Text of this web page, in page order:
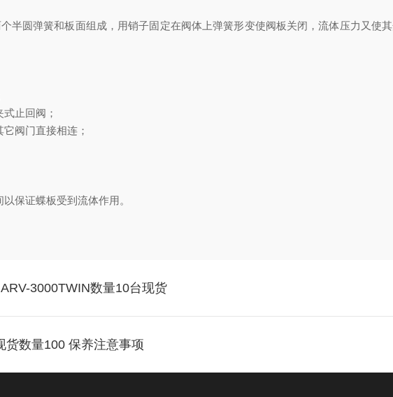
半圆弹簧和板面组成，用销子固定在阀体上弹簧形变使阀板关闭，流体压力又使
一致；
置对夹式止回阀；
与其它阀门直接相连；
间；
保证蝶板受到流体作用。
3000TWIN数量10台现货
货数量100 保养注意事项